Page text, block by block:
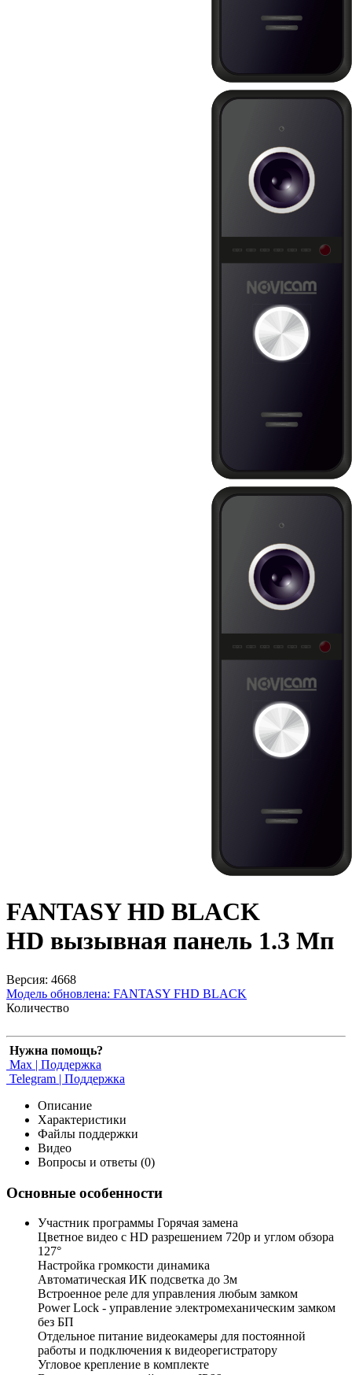
FANTASY HD BLACK
HD вызывная панель 1.3 Мп
Версия: 4668
Модель обновлена: FANTASY FHD BLACK
Количество
Нужна помощь?
Max | Поддержка
Telegram | Поддержка
Описание
Характеристики
Файлы поддержки
Видео
Вопросы и ответы (0)
Основные особенности
Участник программы Горячая замена
Цветное видео с HD разрешением 720p и углом обзора
127°
Настройка громкости динамика
Автоматическая ИК подсветка до 3м
Встроенное реле для управления любым замком
Power Lock - управление электромеханическим замком
без БП
Отдельное питание видеокамеры для постоянной
работы и подключения к видеорегистратору
Угловое крепление в комплекте